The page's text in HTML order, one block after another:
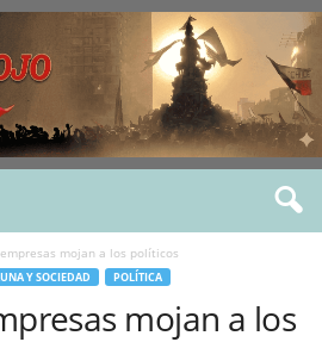
mojan a los políticos
Y SOCIEDAD POLÍTICA
mojan a los